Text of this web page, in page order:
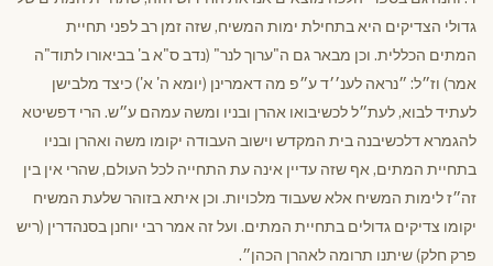
גדולי הצדיקים היא בתחילת ימות המשיח, שזה זמן רב לפני תחיית
המתים הכללית. וכן מבאר גם ה"ערוך לנר" (נדב ס"א ב' בביאורו לתוד"ה
אמר) וז״ל: ״נראה לענ׳׳ד ע״פ מה דאמרינן (יומא ה' א') כיצד מלבישן
לעתיד לבוא, לעת״ל לכשיבואו אהרן ובניו ומשה עמהם ע״ש. הרי דפשיטא
להגמרא דלכשיבנה בית המקדש וישוב העבודה יקומו משה ואהרן ובניו
בתחיית המתים, אף שזה עדיין אינה עת התחייה לכל העולם, שהרי אין בין
זה״ז לימות המשיח אלא שעבוד מלכויות. וכן איתא בזוהר שלעת המשיח
יקומו צדיקים גדולים בתחיית המתים. ועל זה אמר רבי יוחנן בסנהדרין (ריש
פרק חלק) שיתנו תרומה לאהרן הכהן״.